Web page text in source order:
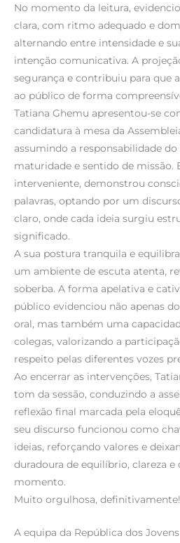
No momento da leitura,
clara, com ritmo adequado e
alternando entre intensidade e
intenção comunicativa. A
segurança e contribuiu para que
ao público de forma
Tatiana Ghemu apresentou-se
candidatura à mesa da
assumindo a responsabilidade
maturidade e sentido de missão.
interveniente, demonstrou
palavras, optando por um
claro, onde cada ideia surgiu
significado.
A sua postura tranquila e
um ambiente de escuta atenta,
soberba. A forma apelativa e
público evidenciou não apenas
oral, mas também uma
colegas, valorizando a
respeito pelas diferentes vozes
Ao encerrar as intervenções,
tom da sessão, conduzindo a
reflexão final marcada pela
seu discurso funcionou como
ideias, reforçando valores e
duradoura de equilíbrio, clareza
momento.
Muito orgulhosa, definitivamente!
A equipa da República dos Jovens